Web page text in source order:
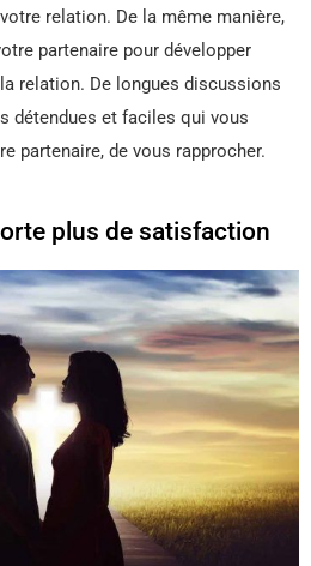
relation. De la même manière,
partenaire pour développer
relation. De longues discussions
détendues et faciles qui vous
partenaire, de vous rapprocher.
plus de satisfaction